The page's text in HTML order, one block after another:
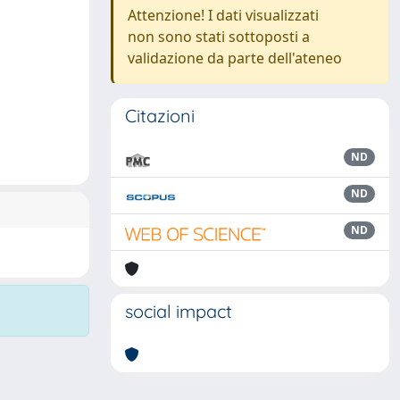
Attenzione! I dati visualizzati
non sono stati sottoposti a
validazione da parte dell'ateneo
Citazioni
ND
ND
ND
social impact